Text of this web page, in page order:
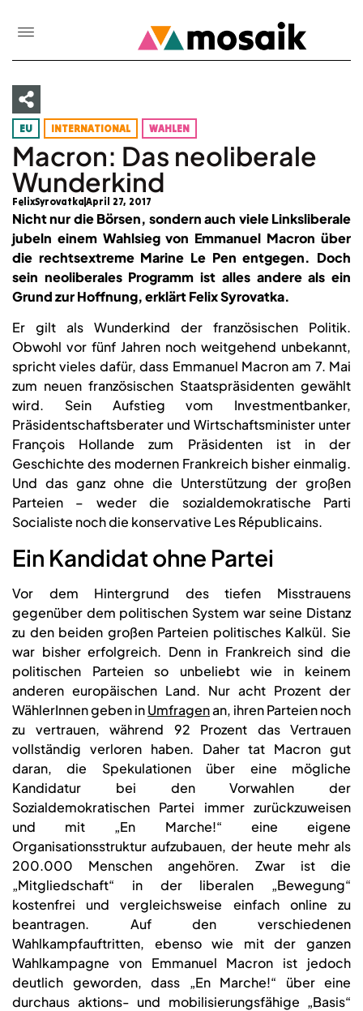
EU INTERNATIONAL WAHLEN
Macron: Das neoliberale
Wunderkind
FelixSyrovatka April 27, 2017
Nicht nur die Börsen, sondern auch viele Linksliberale
jubeln einem Wahlsieg von Emmanuel Macron über
die rechtsextreme Marine Le Pen entgegen. Doch
sein neoliberales Programm ist alles andere als ein
Grund zur Hoffnung, erklärt Felix Syrovatka.
Er gilt als Wunderkind der französischen Politik.
Obwohl vor fünf Jahren noch weitgehend unbekannt,
spricht vieles dafür, dass Emmanuel Macron am 7. Mai
zum neuen französischen Staatspräsidenten gewählt
wird. Sein Aufstieg vom Investmentbanker,
Präsidentschaftsberater und Wirtschaftsminister unter
François Hollande zum Präsidenten ist in der
Geschichte des modernen Frankreich bisher einmalig.
Und das ganz ohne die Unterstützung der großen
Parteien – weder die sozialdemokratische Parti
Socialiste noch die konservative Les Républicains.
Ein Kandidat ohne Partei
Vor dem Hintergrund des tiefen Misstrauens
gegenüber dem politischen System war seine Distanz
zu den beiden großen Parteien politisches Kalkül. Sie
war bisher erfolgreich. Denn in Frankreich sind die
politischen Parteien so unbeliebt wie in keinem
anderen europäischen Land. Nur acht Prozent der
WählerInnen geben inUmfragenan, ihren Parteien noch
zu vertrauen, während 92 Prozent das Vertrauen
vollständig verloren haben. Daher tat Macron gut
daran, die Spekulationen über eine mögliche
Kandidatur bei den Vorwahlen der
Sozialdemokratischen Partei immer zurückzuweisen
und mit „En Marche!“ eine eigene
Organisationsstruktur aufzubauen, der heute mehr als
200.000 Menschen angehören. Zwar ist die
„Mitgliedschaft“ in der liberalen „Bewegung“
kostenfrei und vergleichsweise einfach online zu
beantragen. Auf den verschiedenen
Wahlkampfauftritten, ebenso wie mit der ganzen
Wahlkampagne von Emmanuel Macron ist jedoch
deutlich geworden, dass „En Marche!“ über eine
durchaus aktions- und mobilisierungsfähige „Basis“